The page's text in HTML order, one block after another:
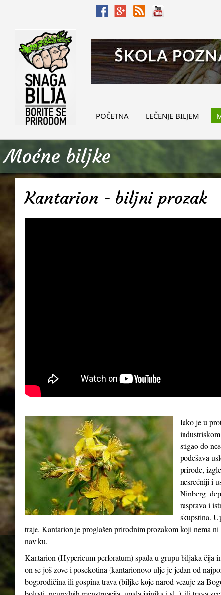
POČETNA LEČENJE BILJEM
Moćne biljke
Kantarion - biljni prozak
Iako je u
stigao do
podešava
prirode,
nesrećniji i
Ninberg,
rasprava i
skupstina.
traje. Kantarion je proglašen prirodnim prozakom koji nema
naviku.
Kantarion (Hypericum perforatum) spada u grupu biljaka čija
on se još zove i posekotina (kantarionovo ulje je jedan od
bogorodičina ili gospina trava (biljke koje narod vezuje za